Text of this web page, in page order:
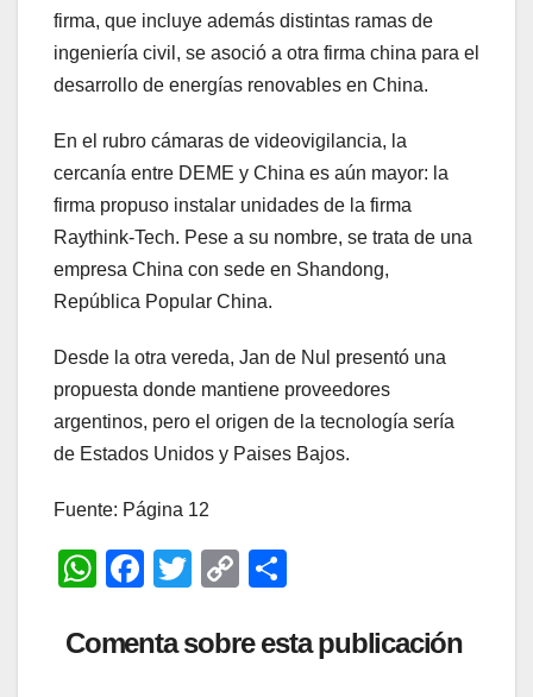
firma, que incluye además distintas ramas de
ingeniería civil, se asoció a otra firma china para el
desarrollo de energías renovables en China.
En el rubro cámaras de videovigilancia, la
cercanía entre DEME y China es aún mayor: la
firma propuso instalar unidades de la firma
Raythink-Tech. Pese a su nombre, se trata de una
empresa China con sede en Shandong,
República Popular China.
Desde la otra vereda, Jan de Nul presentó una
propuesta donde mantiene proveedores
argentinos, pero el origen de la tecnología sería
de Estados Unidos y Paises Bajos.
Fuente: Página 12
W
at
F
c
T
tt
C
p
m
Comenta sobre esta publicación